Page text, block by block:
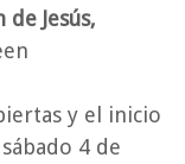
Jesús,
y el inicio
4 de